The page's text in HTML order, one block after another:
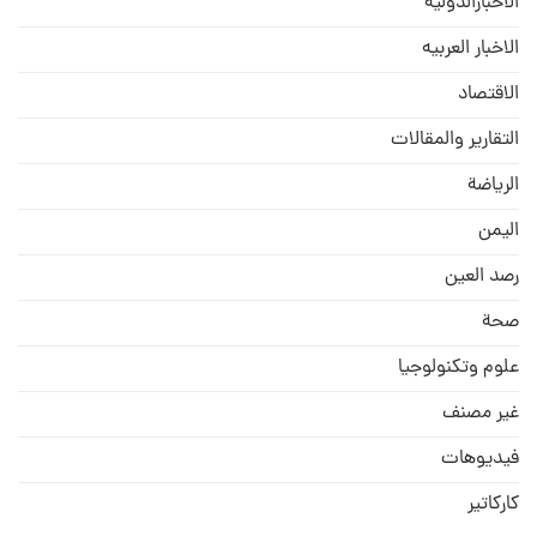
الاخبار العربيه
الاقتصاد
التقارير والمقالات
الریاضة
الیمن
رصد العین
صحة
علوم وتكنولوجيا
غير مصنف
فيديوهات
كاركاتير